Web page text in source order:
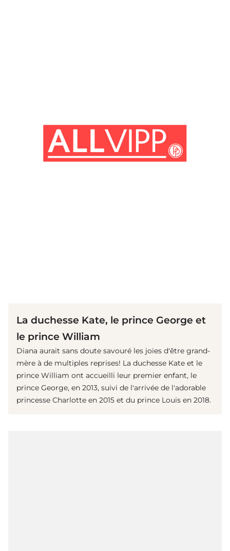
La duchesse Kate, le prince George et
le prince William
Diana aurait sans doute savouré les joies d'être grand-
mère à de multiples reprises! La duchesse Kate et le
prince William ont accueilli leur premier enfant, le
prince George, en 2013, suivi de l'arrivée de l'adorable
princesse Charlotte en 2015 et du prince Louis en 2018.